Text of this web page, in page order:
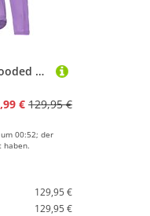
GOREWEAR Fernflow Hooded Funktionsjacke Damen
€ 129,95 €
00:52; der
haben.
129,95 €
129,95 €